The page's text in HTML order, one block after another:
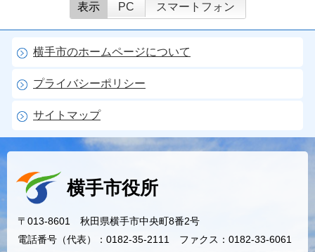
表示 PC スマートフォン
横手市のホームページについて
プライバシーポリシー
サイトマップ
横手市役所
〒013-8601 秋田県横手市中央町8番2号
電話番号（代表）：0182-35-2111 ファクス：0182-33-6061